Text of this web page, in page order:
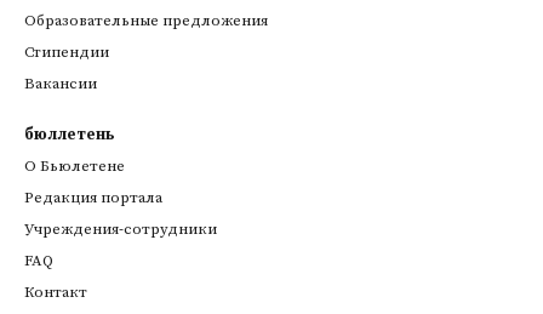
Образовательные предложения
Стипендии
Вакансии
бюллетень
О Бьюлетене
Редакция портала
Учреждения-сотрудники
FAQ
Контакт